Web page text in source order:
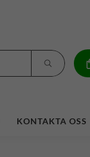
KONTAKTA OSS